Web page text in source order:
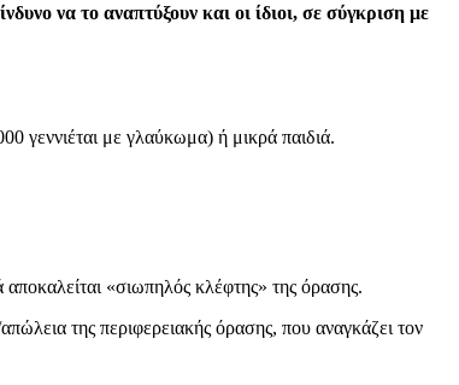
να το αναπτύξουν και οι ίδιοι, σε σύγκριση με
γεννιέται με γλαύκωμα) ή μικρά παιδιά.
«σιωπηλός κλέφτης» της όρασης.
της περιφερειακής όρασης, που αναγκάζει τον